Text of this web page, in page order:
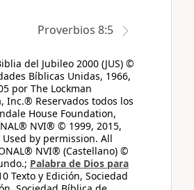
Proverbios 8:5
del Jubileo 2000 (JUS) ©
Bíblicas Unidas, 1966,
por The Lockman
Inc.® Reservados todos los
House Foundation,
NVI® © 1999, 2015,
by permission. All
NVI® (Castellano) ©
Palabra de Dios para
Texto y Edición, Sociedad